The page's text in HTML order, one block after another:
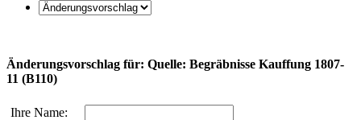
Änderungsvorschlag für: Quelle: Begräbnisse Kauffung 1807-
11 (B110)
Ihre Name: